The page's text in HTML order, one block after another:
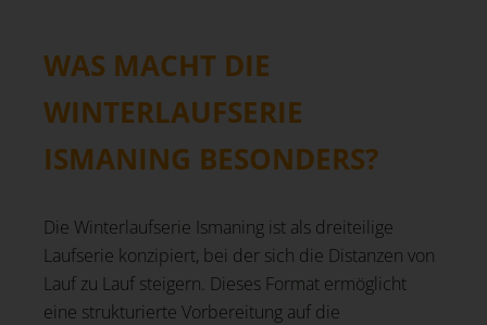
WAS MACHT DIE
WINTERLAUFSERIE
ISMANING BESONDERS?
Die Winterlaufserie Ismaning ist als dreiteilige
Laufserie konzipiert, bei der sich die Distanzen von
Lauf zu Lauf steigern. Dieses Format ermöglicht
eine strukturierte Vorbereitung auf die